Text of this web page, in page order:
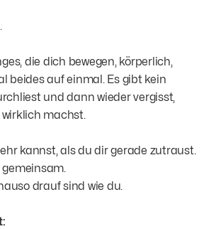
die dich bewegen, körperlich,
beides auf einmal. Es gibt kein
und dann wieder vergisst,
machst.
kannst, als du dir gerade zutraust.
drauf sind wie du.